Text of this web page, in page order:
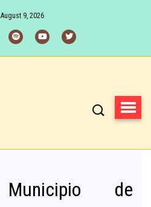
August 9, 2026
Municipio de